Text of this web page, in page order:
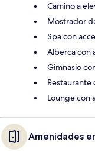
Camino a
Mostrador
Spa con
Alberca con
Gimnasio
Restaurante
Lounge con
Amenidades